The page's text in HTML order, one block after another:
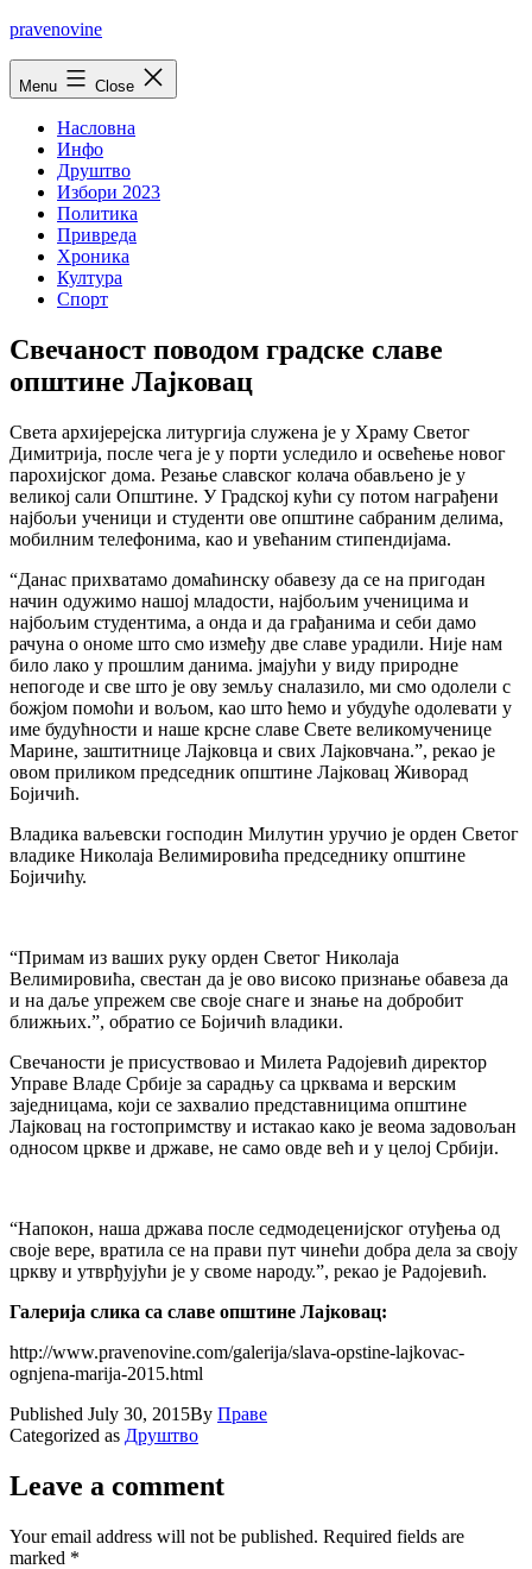
Skip
pravenovine
Menu Close
Насловна
Инфо
Друштво
Избори 2023
Политика
Привреда
Хроника
Култура
Спорт
Свечаност поводом градске славе
општине Лаjковац
Света архиjереjска литургиjа служена jе у Храму Светог
Димитриjа, после чега jе у порти уследило и освећење новог
парохиjског дома. Резање славског колача обављено jе у
великоj сали Општине. У Градскоj кући су потом награђени
наjбољи ученици и студенти ове општине сабраним делима,
мобилним телефонима, као и увећаним стипендиjама.
“Данас прихватамо домаћинску обавезу да се на пригодан
начин одужимо нашоj младости, наjбољим ученицима и
наjбољим студентима, а онда и да грађанима и себи дамо
рачуна о ономе што смо између две славе урадили. Ниjе нам
било лако у прошлим данима. jмаjући у виду природне
непогоде и све што jе ову земљу сналазило, ми смо одолели с
божjом помоћи и вољом, као што ћемо и убудуће одолевати у
име будућности и наше крсне славе Свете великомученице
Марине, заштитнице Лаjковца и свих Лаjковчана.”, рекао jе
овом приликом председник општине Лаjковац Живорад
Боjичић.
Владика ваљевски господин Милутин уручио jе орден Светог
владике Николаjа Велимировића председнику општине
Боjичићу.
“Примам из ваших руку орден Светог Николаjа
Велимировића, свестан да jе ово високо признање обавеза да
и на даље упрежем све своjе снаге и знање на добробит
ближњих.”, обратио се Боjичић владики.
Свечаности jе присуствовао и Милета Радоjевић директор
Управе Владе Србиjе за сарадњу са црквама и верским
заjедницама, коjи се захвалио представницима општине
Лаjковац на гостопримству и истакао како jе веома задовољан
односом цркве и државе, не само овде већ и у целоj Србиjи.
“Напокон, наша држава после седмодецениjског отуђења од
своjе вере, вратила се на прави пут чинећи добра дела за своjу
цркву и утврђуjући jе у своме народу.”, рекао jе Радоjевић.
Галериjа слика са славе општине Лаjковац:
http://www.pravenovine.com/galerija/slava-opstine-lajkovac-
ognjena-marija-2015.html
Published July 30, 2015By Праве
Categorized as Друштво
Leave a comment
Your email address will not be published. Required fields are
marked *